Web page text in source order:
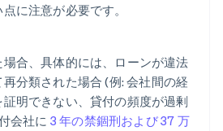
に注意が必要です。
合、具体的には、ローンが違法
分類された場合 (例: 会社間の経
明できない、貸付の頻度が過剰
会社に 3 年の禁錮刑および 37 万